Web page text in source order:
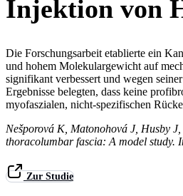
Injektion von
Die Forschungsarbeit etablierte ein
und hohem Molekulargewicht auf
signifikant verbessert und wegen
Ergebnisse belegten, dass keine
myofaszialen, nicht-spezifischen
Nešporová K, Matonohová J, Husby
thoracolumbar fascia: A model study.
Zur Studie